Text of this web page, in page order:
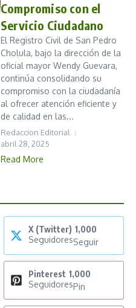
Compromiso con el
Servicio Ciudadano
El Registro Civil de San Pedro
Cholula, bajo la dirección de la
oficial mayor Wendy Guevara,
continúa consolidando su
compromiso con la ciudadanía
al ofrecer atención eficiente y
de calidad en las...
Redaccion Editorial
abril 28, 2025
Read More
X (Twitter) 1,000
SeguidoresSeguir
Pinterest 1,000
SeguidoresPin